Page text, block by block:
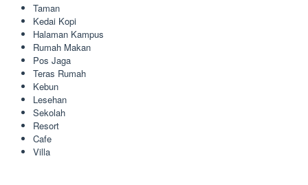
Taman
Kedai Kopi
Halaman Kampus
Rumah Makan
Pos Jaga
Teras Rumah
Kebun
Lesehan
Sekolah
Resort
Cafe
Villa